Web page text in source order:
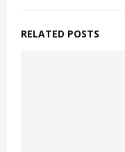
RELATED POSTS